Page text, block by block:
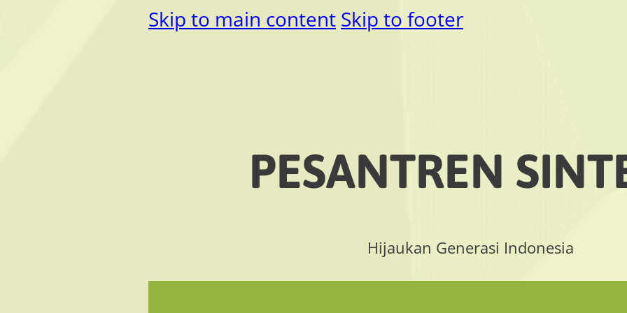
Skip to main content Skip to footer
PESANTREN
Hijaukan Generasi Indonesia